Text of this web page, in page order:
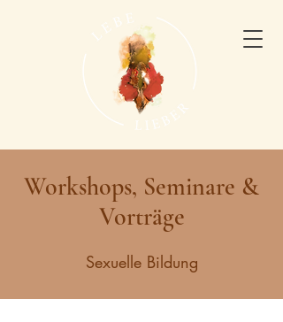
Workshops, Seminare &
Vorträge
Sexuelle Bildung